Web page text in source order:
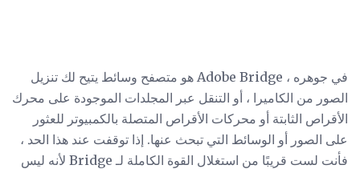
في جوهره ، Adobe Bridge هو متصفح وسائط يتيح لك تنزيل
الصور من الكاميرا ، أو التنقل عبر المجلدات الموجودة على محرك
الأقراص الثابتة أو محركات الأقراص المتصلة بالكمبيوتر للعثور
على الصور أو الوسائط التي تبحث عنها. إذا توقفت عند هذا الحد ،
فأنت لست قريبًا من استغلال القوة الكاملة لـ Bridge لأنه ليس